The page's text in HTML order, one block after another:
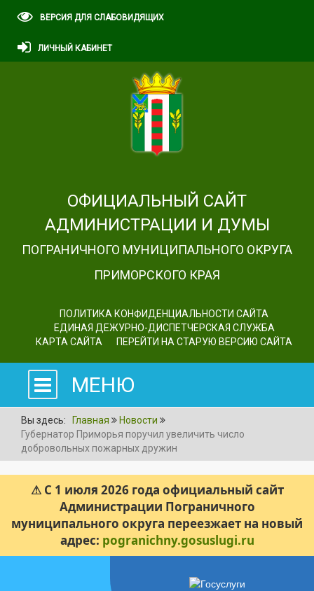
ВЕРСИЯ ДЛЯ СЛАБОВИДЯЩИХ
ЛИЧНЫЙ КАБИНЕТ
ОФИЦИАЛЬНЫЙ САЙТ
АДМИНИСТРАЦИИ И ДУМЫ
ПОГРАНИЧНОГО МУНИЦИПАЛЬНОГО ОКРУГА
ПРИМОРСКОГО КРАЯ
ПОЛИТИКА КОНФИДЕНЦИАЛЬНОСТИ САЙТА
ЕДИНАЯ ДЕЖУРНО-ДИСПЕТЧЕРСКАЯ СЛУЖБА
КАРТА САЙТА
ПЕРЕЙТИ НА СТАРУЮ ВЕРСИЮ САЙТА
МЕНЮ
Вы здесь: Главная
Новости
Губернатор Приморья поручил увеличить число
добровольных пожарных дружин
⚠ С 1 июля 2026 года официальный сайт
Администрации Пограничного
муниципального округа переезжает на новый
адрес: pogranichny.gosuslugi.ru